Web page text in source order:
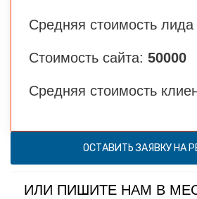
Средняя стоимость лида
Стоимость сайта: 50000
Средняя стоимость
ОСТАВИТЬ ЗАЯВКУ НА
ИЛИ ПИШИТЕ НАМ В